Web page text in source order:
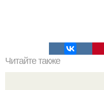
Читайте также